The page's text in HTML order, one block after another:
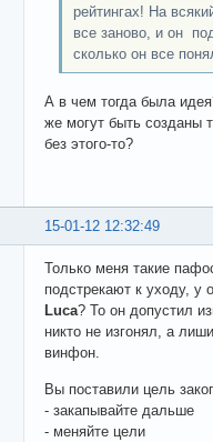
рейтингах! На
все заново, и он
сколько он все
А в чем тогда была
же могут быть созданы
без этого-то?
15-01-12 12:32:49
Только меня такие
подстрекают к уходу, у
Luca? То он допустил
никто не изгонял, а
винфон.
Вы поставили цель
- закапывайте дальше
- меняйте цели